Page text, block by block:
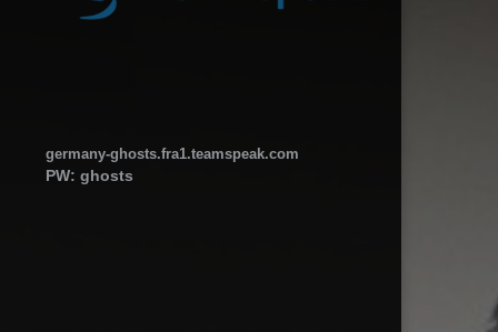
germany-ghosts.fra1.teamspeak.com
PW: ghosts